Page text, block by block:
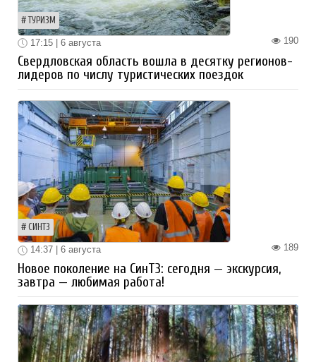
ТУРИЗМ
190
17:15 | 6 августа
Свердловская область вошла в десятку регионов-
лидеров по числу туристических поездок
СИНТЗ
189
14:37 | 6 августа
Новое поколение на СинТЗ: сегодня — экскурсия,
завтра — любимая работа!